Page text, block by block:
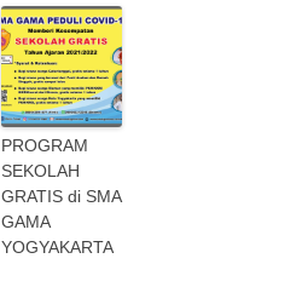
PROGRAM
SEKOLAH
GRATIS di SMA
GAMA
YOGYAKARTA